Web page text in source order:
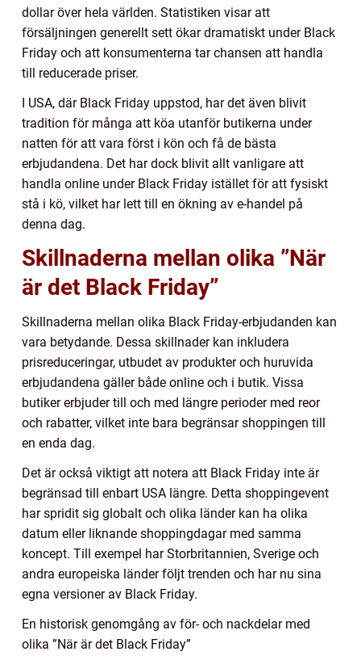
dollar över hela världen. Statistiken visar att
försäljningen generellt sett ökar dramatiskt under Black
Friday och att konsumenterna tar chansen att handla
till reducerade priser.
I USA, där Black Friday uppstod, har det även blivit
tradition för många att köa utanför butikerna under
natten för att vara först i kön och få de bästa
erbjudandena. Det har dock blivit allt vanligare att
handla online under Black Friday istället för att fysiskt
stå i kö, vilket har lett till en ökning av e-handel på
denna dag.
Skillnaderna mellan olika ”När
är det Black Friday”
Skillnaderna mellan olika Black Friday-erbjudanden kan
vara betydande. Dessa skillnader kan inkludera
prisreduceringar, utbudet av produkter och huruvida
erbjudandena gäller både online och i butik. Vissa
butiker erbjuder till och med längre perioder med reor
och rabatter, vilket inte bara begränsar shoppingen till
en enda dag.
Det är också viktigt att notera att Black Friday inte är
begränsad till enbart USA längre. Detta shoppingevent
har spridit sig globalt och olika länder kan ha olika
datum eller liknande shoppingdagar med samma
koncept. Till exempel har Storbritannien, Sverige och
andra europeiska länder följt trenden och har nu sina
egna versioner av Black Friday.
En historisk genomgång av för- och nackdelar med
olika ”När är det Black Friday”